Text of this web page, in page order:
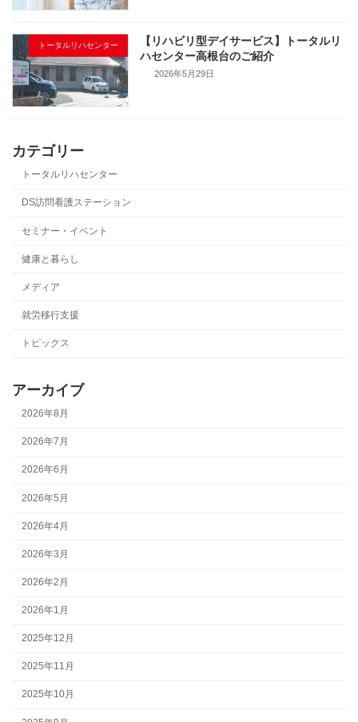
トータルリハセンター
【リハビリ型デイサービス】トータルリ
ハセンター高根台のご紹介
2026年5月29日
カテゴリー
トータルリハセンター
DS訪問看護ステーション
セミナー・イベント
健康と暮らし
メディア
就労移行支援
トピックス
アーカイブ
2026年8月
2026年7月
2026年6月
2026年5月
2026年4月
2026年3月
2026年2月
2026年1月
2025年12月
2025年11月
2025年10月